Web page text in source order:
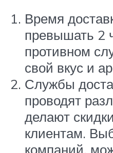
Время
превышать 2
противном
свой вкус и
Службы
проводят
делают
клиентам.
компаний,